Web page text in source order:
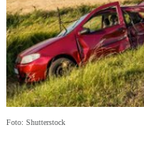
Foto: Shutterstock